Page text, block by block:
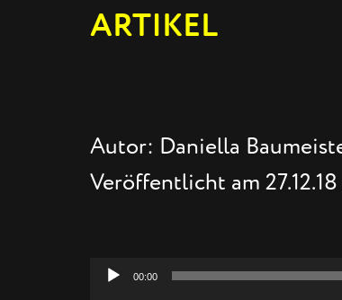
ARTIKEL
Autor: Daniella
Veröffentlicht am
00:00